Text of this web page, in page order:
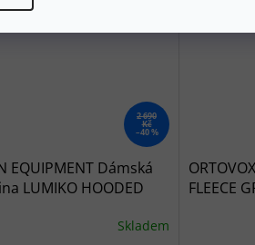
2 690
Kč
–40 %
EQUIPMENT Dámská
LUMIKO HOODED
Skladem
FLEECE